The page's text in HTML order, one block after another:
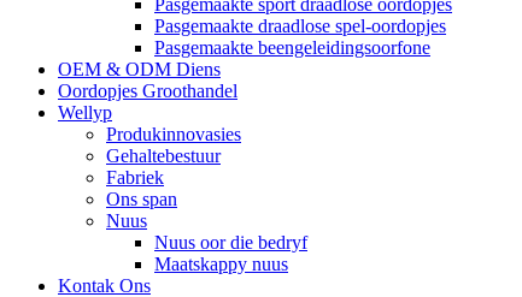
Pasgemaakte sport draadlose oordopjes
Pasgemaakte draadlose spel-oordopjes
Pasgemaakte beengeleidingsoorfone
OEM & ODM Diens
Oordopjes Groothandel
Wellyp
Produkinnovasies
Gehaltebestuur
Fabriek
Ons span
Nuus
Nuus oor die bedryf
Maatskappy nuus
Kontak Ons